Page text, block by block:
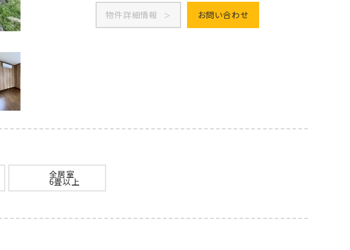
物件詳細情報 お問い合わせ
全居室
6畳以上